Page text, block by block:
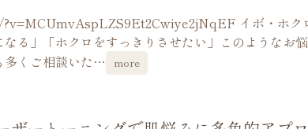
イボ・ホク
なる」「ホクロをすっきりさせたい」このようなお
多くご相談いた…
more